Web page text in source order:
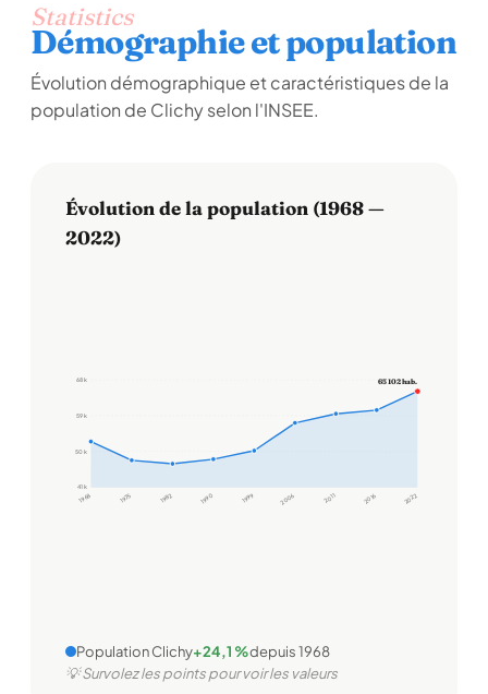
Statistics
Démographie et population
Évolution démographique et caractéristiques de la
population de Clichy selon l'INSEE.
Évolution de la population (1968 —
2022)
41 k
50 k
59 k
68 k
1968 1975 1982 1990 1999 2006 2011 2016 2022
65 102 hab.
Population Clichy+24,1 %depuis 1968
💡 Survolez les points pour voir les valeurs